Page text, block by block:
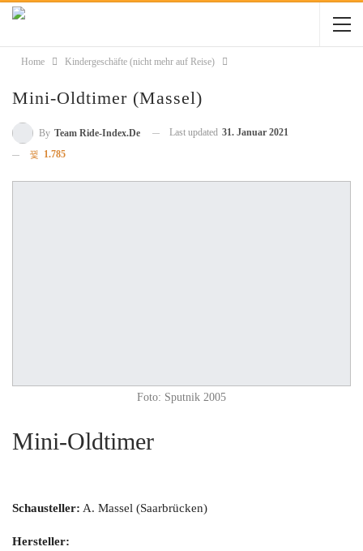
Home Kindergeschäfte (nicht mehr auf Reise)
Mini-Oldtimer (Massel)
By Team Ride-Index.de Last updated 31. Januar 2021
1.785
Foto: Sputnik 2005
Mini-Oldtimer
Schausteller: A. Massel (Saarbrücken)
Hersteller: